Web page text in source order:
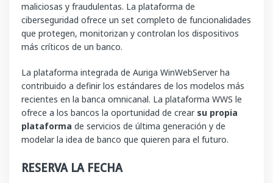
maliciosas y fraudulentas. La plataforma de
ciberseguridad ofrece un set completo de funcionalidades
que protegen, monitorizan y controlan los dispositivos
más críticos de un banco.
La plataforma integrada de Auriga WinWebServer ha
contribuido a definir los estándares de los modelos más
recientes en la banca omnicanal. La plataforma WWS le
ofrece a los bancos la oportunidad de crear su propia
plataforma de servicios de última generación y de
modelar la idea de banco que quieren para el futuro.
RESERVA LA FECHA